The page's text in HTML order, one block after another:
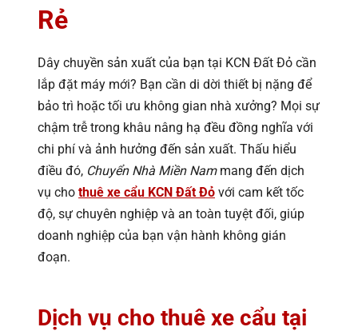
Rẻ
Dây chuyền sản xuất của bạn tại KCN Đất Đỏ cần
lắp đặt máy mới? Bạn cần di dời thiết bị nặng để
bảo trì hoặc tối ưu không gian nhà xưởng? Mọi sự
chậm trễ trong khâu nâng hạ đều đồng nghĩa với
chi phí và ảnh hưởng đến sản xuất. Thấu hiểu
điều đó, Chuyển Nhà Miền Nammang đến dịch
vụ cho thuê xe cẩu KCN Đất Đỏ với cam kết tốc
độ, sự chuyên nghiệp và an toàn tuyệt đối, giúp
doanh nghiệp của bạn vận hành không gián
đoạn.
Dịch vụ cho thuê xe cẩu tại